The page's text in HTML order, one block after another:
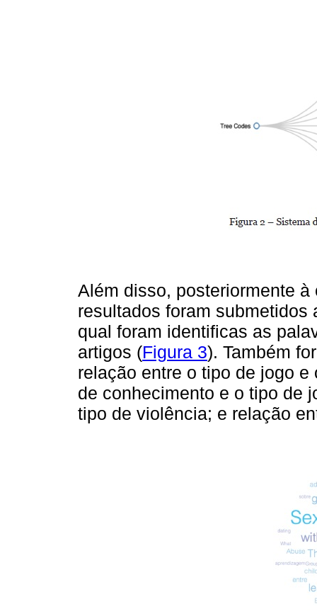
Além disso, posteriormente
resultados foram
qual foram identificas as
artigos (Figura 3). Também
relação entre o tipo de jogo
de conhecimento e o tipo de
tipo de violência; e relação